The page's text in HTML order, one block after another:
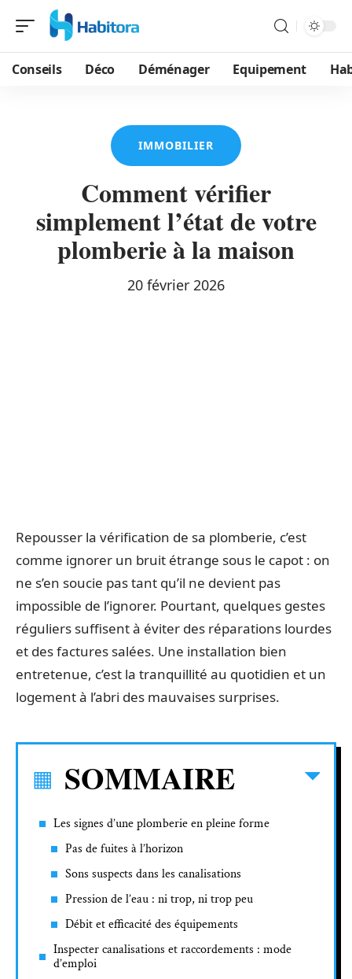
Conseils Déco Déménager Equipement
IMMOBILIER
Comment vérifier
simplement l’état de votre
plomberie à la maison
20 février 2026
Repousser la vérification de sa plomberie, c’est
comme ignorer un bruit étrange sous le capot : on
ne s’en soucie pas tant qu’il ne devient pas
impossible de l’ignorer. Pourtant, quelques gestes
réguliers suffisent à éviter des réparations lourdes
et des factures salées. Une installation bien
entretenue, c’est la tranquillité au quotidien et un
logement à l’abri des mauvaises surprises.
SOMMAIRE
Les signes d’une plomberie en pleine forme
Pas de fuites à l’horizon
Sons suspects dans les canalisations
Pression de l’eau : ni trop, ni trop peu
Débit et efficacité des équipements
Inspecter canalisations et raccordements : mode
d’emploi